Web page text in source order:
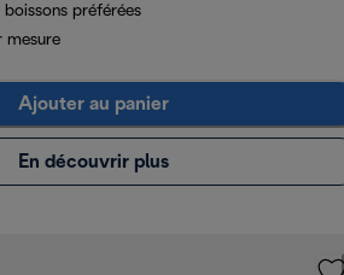
boissons préférées
mesure
Ajouter au panier
En découvrir plus